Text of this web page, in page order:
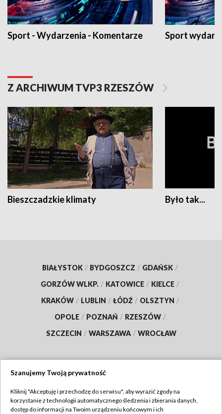
Sport - Wydarzenia - Komentarze Sport
Z ARCHIWUM TVP3 RZESZÓW
Bieszczadzkie klimaty Było tak...
BIAŁYSTOK / BYDGOSZCZ / GDAŃSK /
GORZÓW WLKP. / KATOWICE / KIELCE /
KRAKÓW / LUBLIN / ŁÓDŹ / OLSZTYN /
OPOLE / POZNAŃ / RZESZÓW /
SZCZECIN / WARSZAWA / WROCŁAW
TVP
Szanujemy Twoją prywatność
Kliknij "Akceptuję i przechodzę do serwisu", aby wyrazić zgody na
korzystanie z technologii automatycznego śledzenia i zbierania danych,
dostęp do informacji na Twoim urządzeniu końcowym i ich